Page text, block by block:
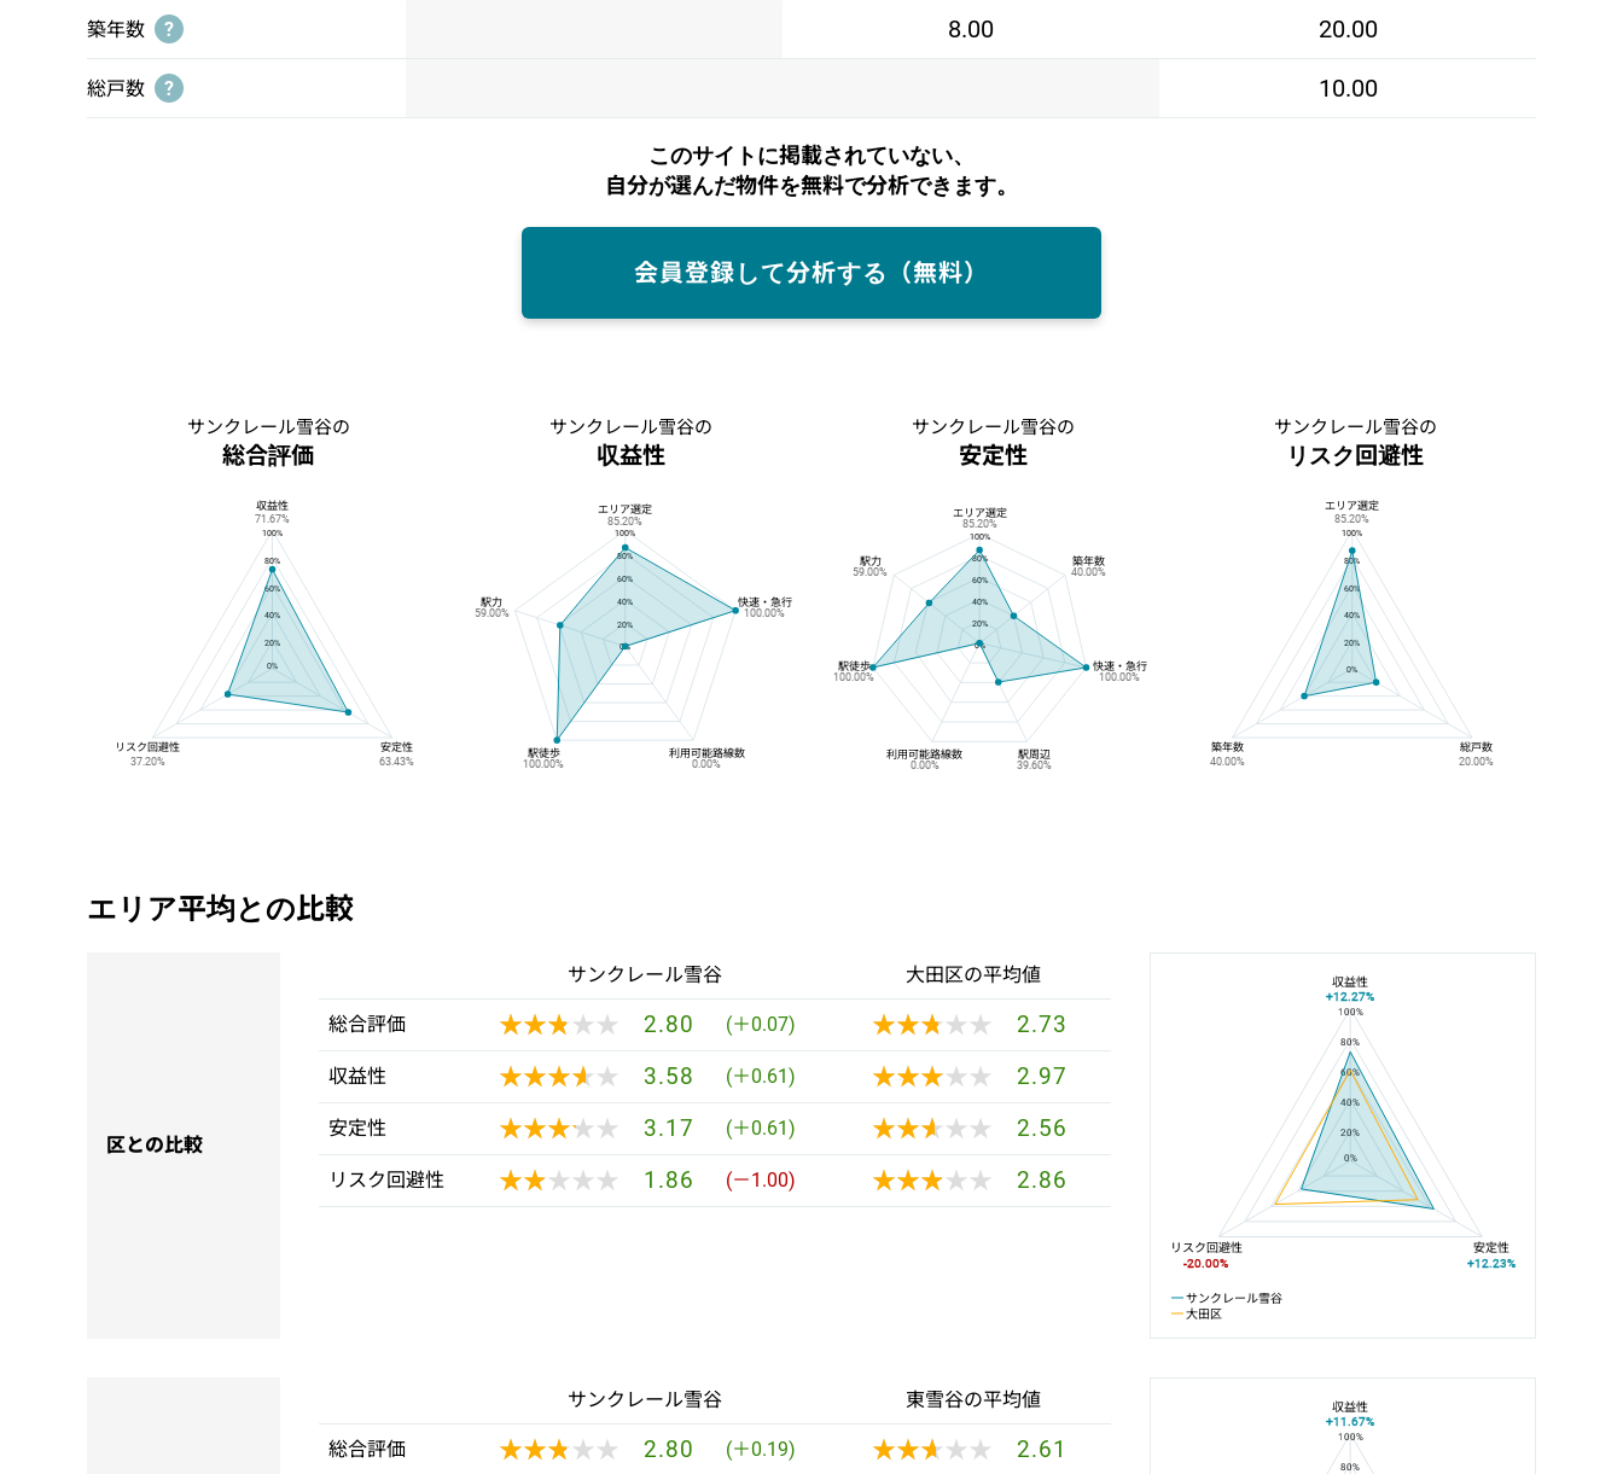
築年数 ? 8.00 20.00
総戸数 ? 10.00
このサイトに掲載されていない、
自分が選んだ物件を無料で分析できます。
会員登録して分析する（無料）
サンクレール雪谷の
総合評価
サンクレール雪谷の総合評価
100%
80%
60%
40%
20%
0%
収益性
71.67%
リスク回避性
37.20%
安定性
63.43%
サンクレール雪谷の
収益性
サンクレール雪谷の収益性
100%
80%
60%
40%
20%
0%
エリア選定
85.20%
駅力
59.00%
駅徒歩
100.00%
利用可能路線数
0.00%
快速・急行
100.00%
サンクレール雪谷の
安定性
100%
80%
60%
40%
20%
0%
エリア選定
85.20%
駅力
59.00%
駅徒歩
100.00%
利用可能路線数
0.00%
駅周辺
39.60%
快速・急行
100.00%
築年数
40.00%
サンクレール雪谷の
リスク回避性
サンクレール雪谷のリスク回避性
100%
80%
60%
40%
20%
0%
エリア選定
85.20%
築年数
40.00%
総戸数
20.00%
エリア平均との比較
区との比較
サンクレール雪谷 大田区の平均値
総合評価 ★★★★★
★★★★★ 2.80 (＋0.07) ★★★★★
★★★★★ 2.73
収益性 ★★★★★
★★★★★ 3.58 (＋0.61) ★★★★★
★★★★★ 2.97
安定性 ★★★★★
★★★★★ 3.17 (＋0.61) ★★★★★
★★★★★ 2.56
リスク回避性 ★★★★★
★★★★★ 1.86 (－1.00) ★★★★★
★★★★★ 2.86
サンクレール雪谷と大田区の平均値の総合評価の比較
100%
80%
60%
40%
20%
0%
サンクレール雪谷
大田区
収益性
+12.27%
リスク回避性
-20.00%
安定性
+12.23%
サンクレール雪谷 東雪谷の平均値
総合評価 ★★★★★
★★★★★ 2.80 (＋0.19) ★★★★★
★★★★★ 2.61 サンクレール雪谷と東雪谷の平均値の総合評価の比較
100%
80%
収益性
+11.67%